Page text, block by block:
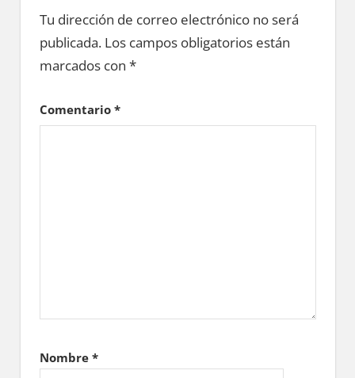
Tu dirección de correo electrónico no será
publicada. Los campos obligatorios están
marcados con *
Comentario *
Nombre *